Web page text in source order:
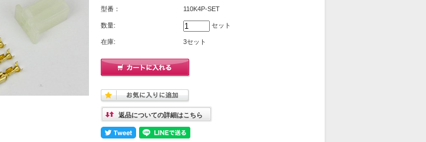
型番： 110K4P-SET
数量: セット
在庫: 3セット
返品についての詳細はこちら